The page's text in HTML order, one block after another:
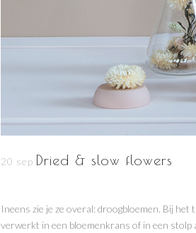
20 sep Dried & slow flowers
Ineens zie je ze overal: droogbloemen. Bij
verwerkt in een bloemenkrans of in een stolp